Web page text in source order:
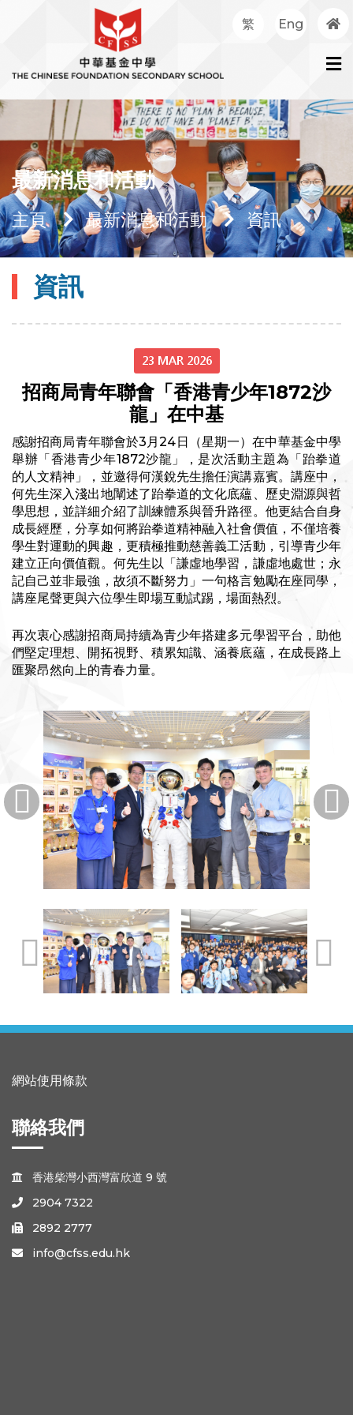
繁 Eng
最新消息和活動
主頁 最新消息和活動 資訊
資訊
23 MAR 2026
招商局青年聯會「香港青少年1872沙
龍」在中基
感謝招商局青年聯會於3月24日（星期一）在中華基金中學
舉辦「香港青少年1872沙龍」，是次活動主題為「跆拳道
的人文精神」，並邀得何漢銳先生擔任演講嘉賓。講座中，
何先生深入淺出地闡述了跆拳道的文化底蘊、歷史淵源與哲
學思想，並詳細介紹了訓練體系與晉升路徑。他更結合自身
成長經歷，分享如何將跆拳道精神融入社會價值，不僅培養
學生對運動的興趣，更積極推動慈善義工活動，引導青少年
建立正向價值觀。何先生以「謙虛地學習，謙虛地處世；永
記自己並非最強，故須不斷努力」一句格言勉勵在座同學，
講座尾聲更與六位學生即場互動試踢，場面熱烈。
再次衷心感謝招商局持續為青少年搭建多元學習平台，助他
們堅定理想、開拓視野、積累知識、涵養底蘊，在成長路上
匯聚昂然向上的青春力量。
網站使用條款
聯絡我們
 香港柴灣小西灣富欣道 9 號
 2904 7322
 2892 2777
 info@cfss.edu.hk